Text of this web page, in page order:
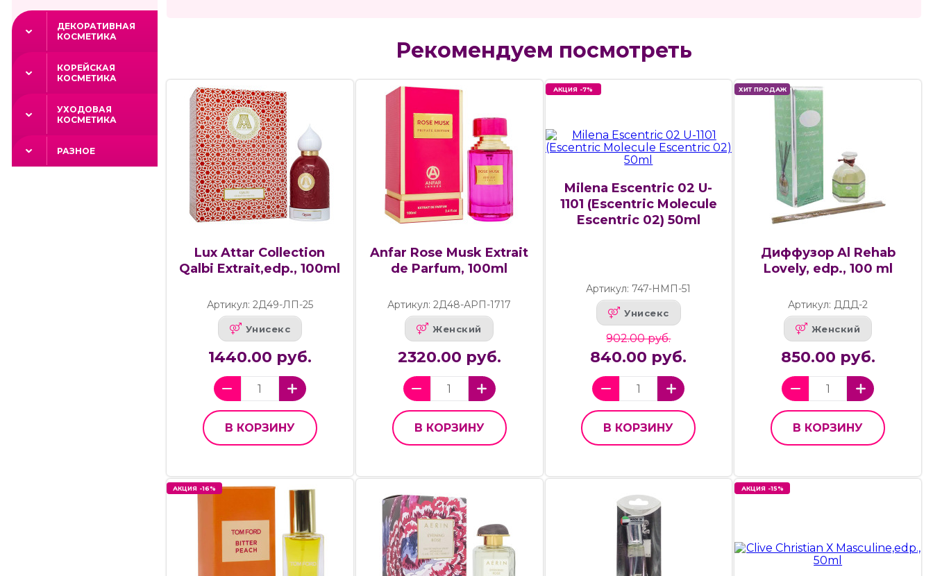
ДЕКОРАТИВНАЯ
КОСМЕТИКА
КОРЕЙСКАЯ
КОСМЕТИКА
УХОДОВАЯ
КОСМЕТИКА
РАЗНОЕ
Рекомендуем посмотреть
Lux Attar Collection
Qalbi Extrait,edp., 100ml
Артикул: 2Д49-ЛП-25
Унисекс
1440.00 руб.
В КОРЗИНУ
Anfar Rose Musk Extrait
de Parfum, 100ml
Артикул: 2Д48-АРП-1717
Женский
2320.00 руб.
В КОРЗИНУ
АКЦИЯ -7%
Milena Escentric 02 U-
1101 (Escentric Molecule
Escentric 02) 50ml
Артикул: 747-НМП-51
Унисекс
902.00 руб.
840.00 руб.
В КОРЗИНУ
ХИТ ПРОДАЖ
Диффузор Al Rehab
Lovely, edp., 100 ml
Артикул: ДДД-2
Женский
850.00 руб.
В КОРЗИНУ
АКЦИЯ -16% АКЦИЯ -15%